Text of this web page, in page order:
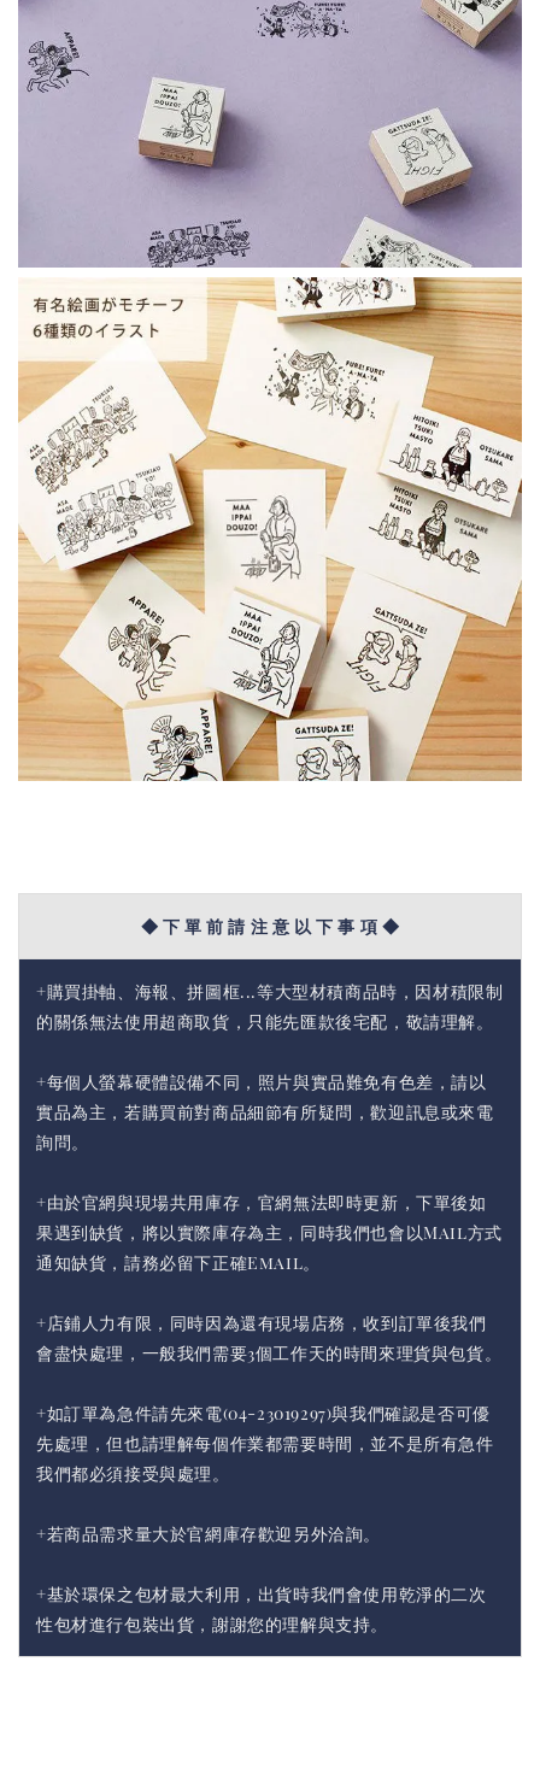
◆ 下 單 前 請 注 意 以 下 事 項 ◆
+購買掛軸、海報、拼圖框...等大型材積商品時，因材積限制
的關係無法使用超商取貨，只能先匯款後宅配，敬請理解。
+每個人螢幕硬體設備不同，照片與實品難免有色差，請以
實品為主，若購買前對商品細節有所疑問，歡迎訊息或來電
詢問。
+由於官網與現場共用庫存，官網無法即時更新，下單後如
果遇到缺貨，將以實際庫存為主，同時我們也會以Mail方式
通知缺貨，請務必留下正確Email。
+店鋪人力有限，同時因為還有現場店務，收到訂單後我們
會盡快處理，一般我們需要3個工作天的時間來理貨與包貨。
+如訂單為急件請先來電(04-23019297)與我們確認是否可優
先處理，但也請理解每個作業都需要時間，並不是所有急件
我們都必須接受與處理。
+若商品需求量大於官網庫存歡迎另外洽詢。
+基於環保之包材最大利用，出貨時我們會使用乾淨的二次
性包材進行包裝出貨，謝謝您的理解與支持。